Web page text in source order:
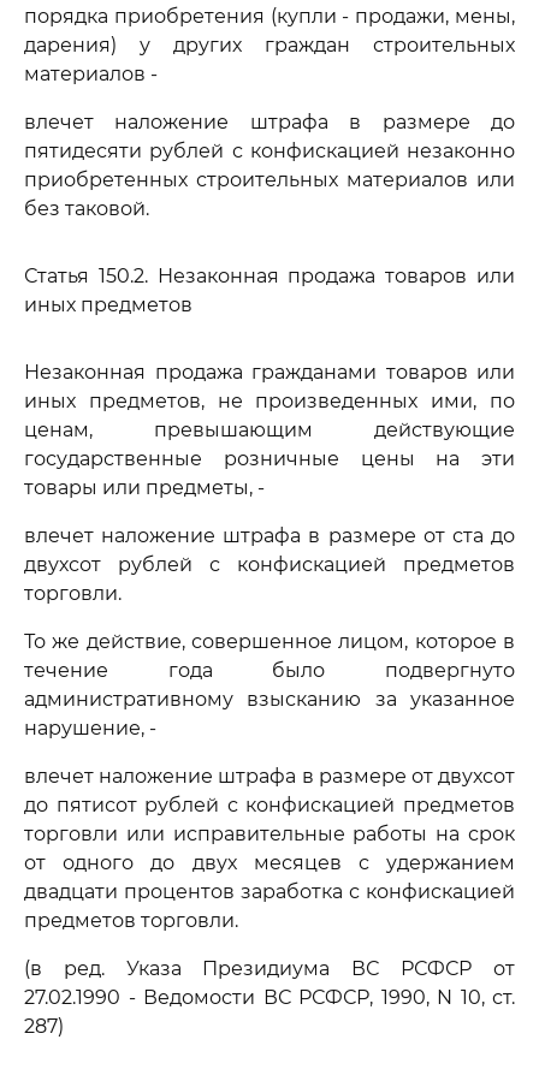
порядка приобретения (купли - продажи, мены,
дарения) у других граждан строительных
материалов -
влечет наложение штрафа в размере до
пятидесяти рублей с конфискацией незаконно
приобретенных строительных материалов или
без таковой.
Статья 150.2. Незаконная продажа товаров или
иных предметов
Незаконная продажа гражданами товаров или
иных предметов, не произведенных ими, по
ценам, превышающим действующие
государственные розничные цены на эти
товары или предметы, -
влечет наложение штрафа в размере от ста до
двухсот рублей с конфискацией предметов
торговли.
То же действие, совершенное лицом, которое в
течение года было подвергнуто
административному взысканию за указанное
нарушение, -
влечет наложение штрафа в размере от двухсот
до пятисот рублей с конфискацией предметов
торговли или исправительные работы на срок
от одного до двух месяцев с удержанием
двадцати процентов заработка с конфискацией
предметов торговли.
(в ред. Указа Президиума ВС РСФСР от
27.02.1990 - Ведомости ВС РСФСР, 1990, N 10, ст.
287)